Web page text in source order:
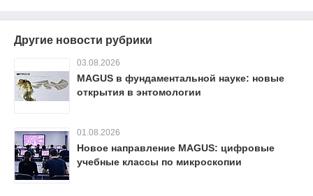
Другие новости рубрики
03.08.2026
MAGUS в фундаментальной науке: новые
открытия в энтомологии
01.08.2026
Новое направление MAGUS: цифровые
учебные классы по микроскопии